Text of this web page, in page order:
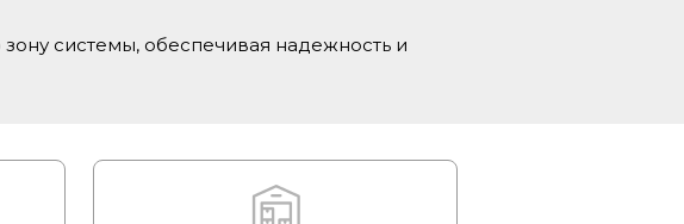
системы, обеспечивая надежность и